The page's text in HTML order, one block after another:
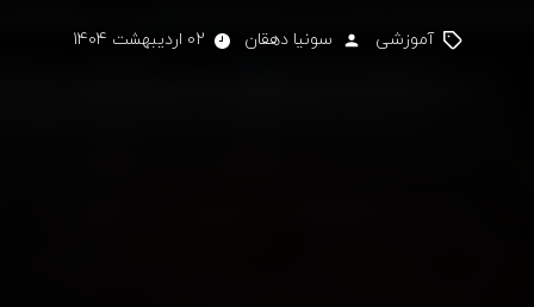
آموزشی سونیا دهقان 02 اردیبهشت 1404